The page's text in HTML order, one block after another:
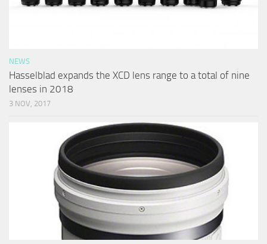
NEWS
Hasselblad expands the XCD lens range to a total of nine
lenses in 2018
3 NOV, 2017